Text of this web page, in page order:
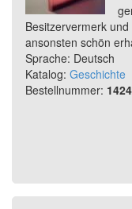
Besitzervermerk
ansonsten schön
Sprache: Deutsch
Katalog: Geschichte
Bestellnummer: 1424